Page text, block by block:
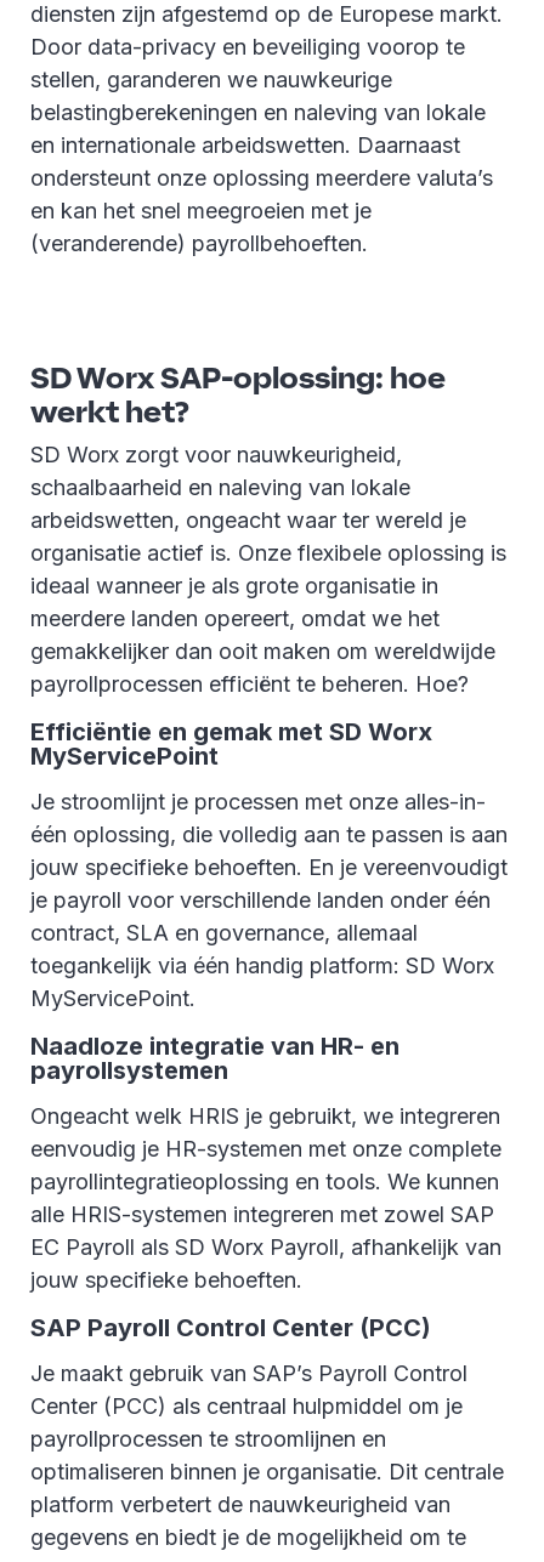
diensten zijn afgestemd op de Europese markt.
Door data-privacy en beveiliging voorop te
stellen, garanderen we nauwkeurige
belastingberekeningen en naleving van lokale
en internationale arbeidswetten. Daarnaast
ondersteunt onze oplossing meerdere valuta’s
en kan het snel meegroeien met je
(veranderende) payrollbehoeften.
SD Worx SAP-oplossing: hoe
werkt het?
SD Worx zorgt voor nauwkeurigheid,
schaalbaarheid en naleving van lokale
arbeidswetten, ongeacht waar ter wereld je
organisatie actief is. Onze flexibele oplossing is
ideaal wanneer je als grote organisatie in
meerdere landen opereert, omdat we het
gemakkelijker dan ooit maken om wereldwijde
payrollprocessen efficiënt te beheren. Hoe?
Efficiëntie en gemak met SD Worx
MyServicePoint
Je stroomlijnt je processen met onze alles-in-
één oplossing, die volledig aan te passen is aan
jouw specifieke behoeften. En je vereenvoudigt
je payroll voor verschillende landen onder één
contract, SLA en governance, allemaal
toegankelijk via één handig platform: SD Worx
MyServicePoint.
Naadloze integratie van HR- en
payrollsystemen
Ongeacht welk HRIS je gebruikt, we integreren
eenvoudig je HR-systemen met onze complete
payrollintegratieoplossing en tools. We kunnen
alle HRIS-systemen integreren met zowel SAP
EC Payroll als SD Worx Payroll, afhankelijk van
jouw specifieke behoeften.
SAP Payroll Control Center (PCC)
Je maakt gebruik van SAP’s Payroll Control
Center (PCC) als centraal hulpmiddel om je
payrollprocessen te stroomlijnen en
optimaliseren binnen je organisatie. Dit centrale
platform verbetert de nauwkeurigheid van
gegevens en biedt je de mogelijkheid om te